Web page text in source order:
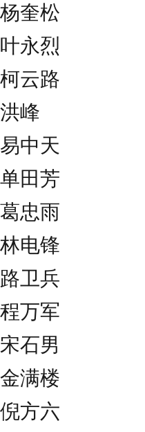
杨奎松
叶永烈
柯云路
洪峰
易中天
单田芳
葛忠雨
林电锋
路卫兵
程万军
宋石男
金满楼
倪方六